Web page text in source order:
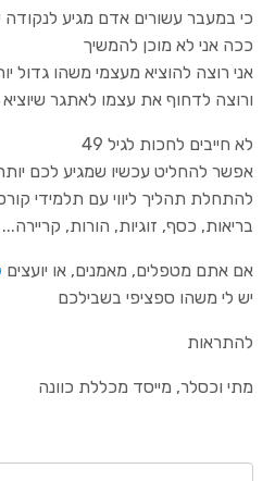
כי במעבר עשורים אדם מגיע
ככה אני לא מוכן להמשיך
אני רוצה להוציא מעצמי משהו גדול
ורוצה לדחוף את עצמו לאתגר
לא חייבים לחכות לגיל 49
אפשר להחליט עכשיו שמגיע לכם
להתחלת תהליך ליווי עם תלמידי
בריאות, כסף, זוגיות, הורות, קריירה...
אם אתם מטפלים, מאמנים, או יועצים
יש לי משהו ספציפי בשבילכם
להתראות
מתי וכסלר, מייסד מכללת כוונה